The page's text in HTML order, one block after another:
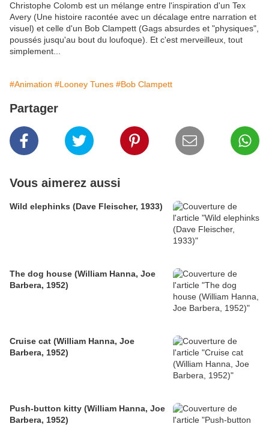
Christophe Colomb est un mélange entre l'inspiration d'un Tex
Avery (Une histoire racontée avec un décalage entre narration et
visuel) et celle d'un Bob Clampett (Gags absurdes et "physiques",
poussés jusqu'au bout du loufoque). Et c'est merveilleux, tout
simplement...
#Animation #Looney Tunes #Bob Clampett
Partager
Vous aimerez aussi
Wild elephinks (Dave Fleischer, 1933)
The dog house (William Hanna, Joe
Barbera, 1952)
Cruise cat (William Hanna, Joe
Barbera, 1952)
Push-button kitty (William Hanna, Joe
Barbera, 1952)